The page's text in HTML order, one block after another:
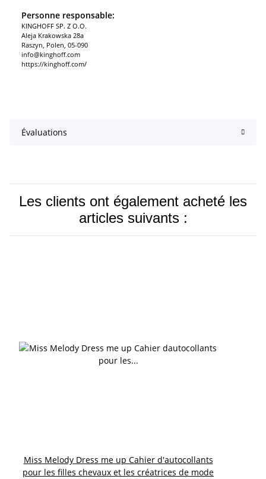
Personne responsable:
KINGHOFF SP. Z O.O.
Aleja Krakowska 28a
Raszyn, Polen, 05-090
info@kinghoff.com
https://kinghoff.com/
Évaluations
Les clients ont également acheté les
articles suivants :
Miss Melody Dress me up Cahier d'autocollants
pour les filles chevaux et les créatrices de mode